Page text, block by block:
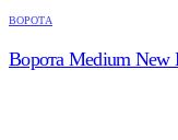
ВОРОТА
Ворота Medium New